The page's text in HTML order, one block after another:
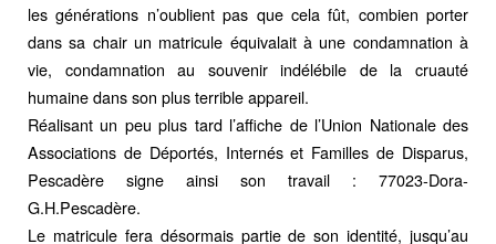
les générations n’oublient pas que cela fût, combien porter
dans sa chair un matricule équivalait à une condamnation à
vie, condamnation au souvenir indélébile de la cruauté
humaine dans son plus terrible appareil.
Réalisant un peu plus tard l’affiche de l’Union Nationale des
Associations de Déportés, Internés et Familles de Disparus,
Pescadère signe ainsi son travail : 77023-Dora-
G.H.Pescadère.
Le matricule fera désormais partie de son identité, jusqu’au